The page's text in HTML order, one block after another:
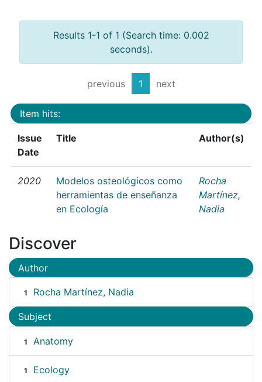
Results 1-1 of 1 (Search time: 0.002
seconds).
previous 1 next
Item hits:
Issue
Date
Title Author(s)
2020
Modelos osteológicos como
herramientas de enseñanza
en Ecología
Rocha
Martínez,
Nadia
Discover
Author
1 Rocha Martínez, Nadia
Subject
1 Anatomy
1 Ecology